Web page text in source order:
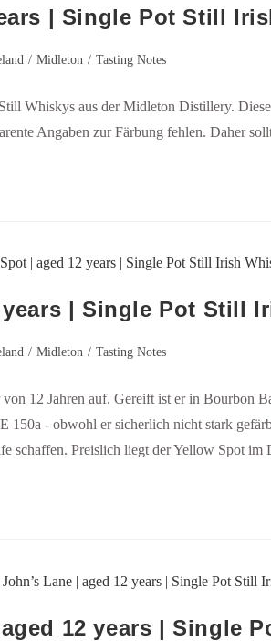
| Single Pot Still
/ Midleton / Tasting Notes
Whiskys aus der Midleton Distillery.
Angaben zur Färbung fehlen. Daher
| Single Pot Still
/ Midleton / Tasting Notes
12 Jahren auf. Gereift ist er in Bourbon
150a - obwohl er sicherlich nicht stark
schaffen. Preislich liegt der Yellow Spot im
12 years | Single